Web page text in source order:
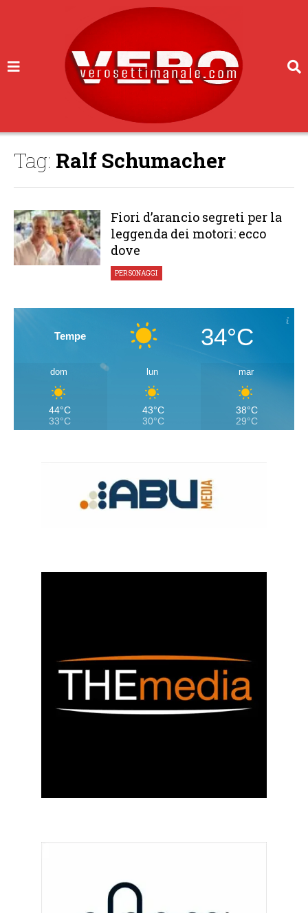
Tag: Ralf Schumacher
Fiori d’arancio segreti per la
leggenda dei motori: ecco
dove
PERSONAGGI
Tempe 34°C
dom
44°C
33°C
lun
43°C
30°C
mar
38°C
29°C